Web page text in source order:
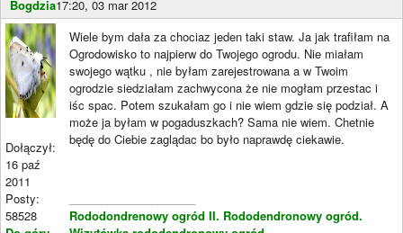
Bogdzia17:20, 03 mar 2012
Dołączył:
16 paź
2011
Posty:
58528
Wiele bym dała za chociaz jeden taki staw. Ja jak trafiłam na
Ogrodowisko to najpierw do Twojego ogrodu. Nie miałam
swojego wątku , nie byłam zarejestrowana a w Twoim
ogrodzie siedziałam zachwycona że nie mogłam przestac i
iśc spac. Potem szukałam go i nie wiem gdzie się podział. A
może ja byłam w pogaduszkach? Sama nie wiem. Chetnie
będę do Ciebie zaglądac bo było naprawdę ciekawie.
Rododondrenowy ogród II. Rododendronowy ogród.